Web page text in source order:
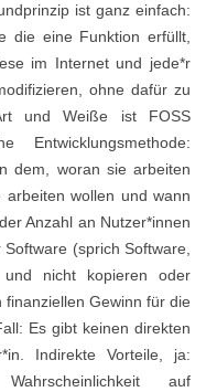
ist ganz einfach:
die eine Funktion erfüllt,
im Internet und jede*r
ohne dafür zu
und Weiße ist FOSS
Entwicklungsmethode:
dem, woran sie arbeiten
wollen und wann
Anzahl an Nutzer*innen
(sprich Software,
nicht kopieren oder
Gewinn für die
Es gibt keinen direkten
Indirekte Vorteile, ja:
auf